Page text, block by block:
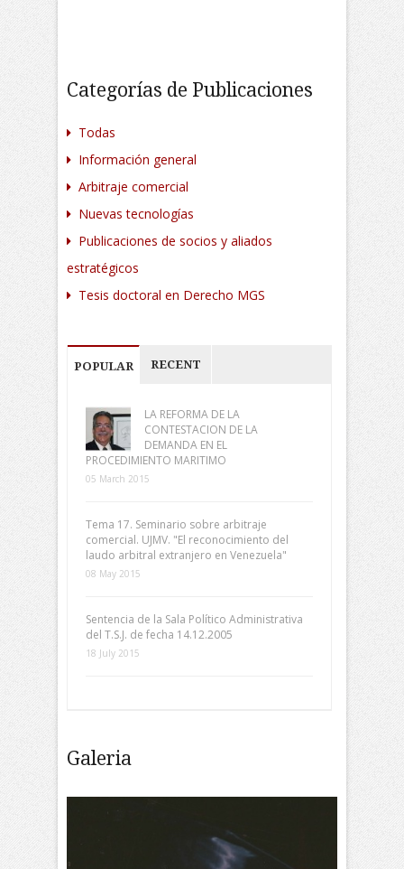
Categorías de Publicaciones
Todas
Información general
Arbitraje comercial
Nuevas tecnologías
Publicaciones de socios y aliados
estratégicos
Tesis doctoral en Derecho MGS
POPULAR RECENT
LA REFORMA DE LA
CONTESTACION DE LA
DEMANDA EN EL
PROCEDIMIENTO MARITIMO
05 March 2015
Tema 17. Seminario sobre arbitraje
comercial. UJMV. "El reconocimiento del
laudo arbitral extranjero en Venezuela"
08 May 2015
Sentencia de la Sala Político Administrativa
del T.S.J. de fecha 14.12.2005
18 July 2015
Galeria